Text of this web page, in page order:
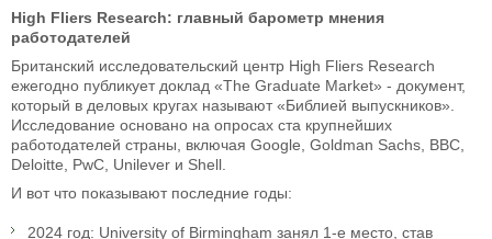
High Fliers Research: главный барометр мнения
работодателей
Британский исследовательский центр High Fliers Research
ежегодно публикует доклад «The Graduate Market» - документ,
который в деловых кругах называют «Библией выпускников».
Исследование основано на опросах ста крупнейших
работодателей страны, включая Google, Goldman Sachs, BBC,
Deloitte, PwC, Unilever и Shell.
И вот что показывают последние годы:
2024 год: University of Birmingham занял 1-е место, став